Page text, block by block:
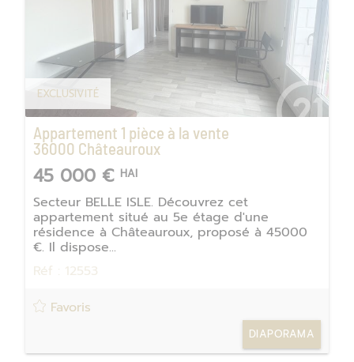
EXCLUSIVITÉ
Appartement 1 pièce à la vente
36000 Châteauroux
45 000 € HAI
Secteur BELLE ISLE. Découvrez cet
appartement situé au 5e étage d'une
résidence à Châteauroux, proposé à 45000
€. Il dispose...
Réf : 12553
Favoris
DIAPORAMA